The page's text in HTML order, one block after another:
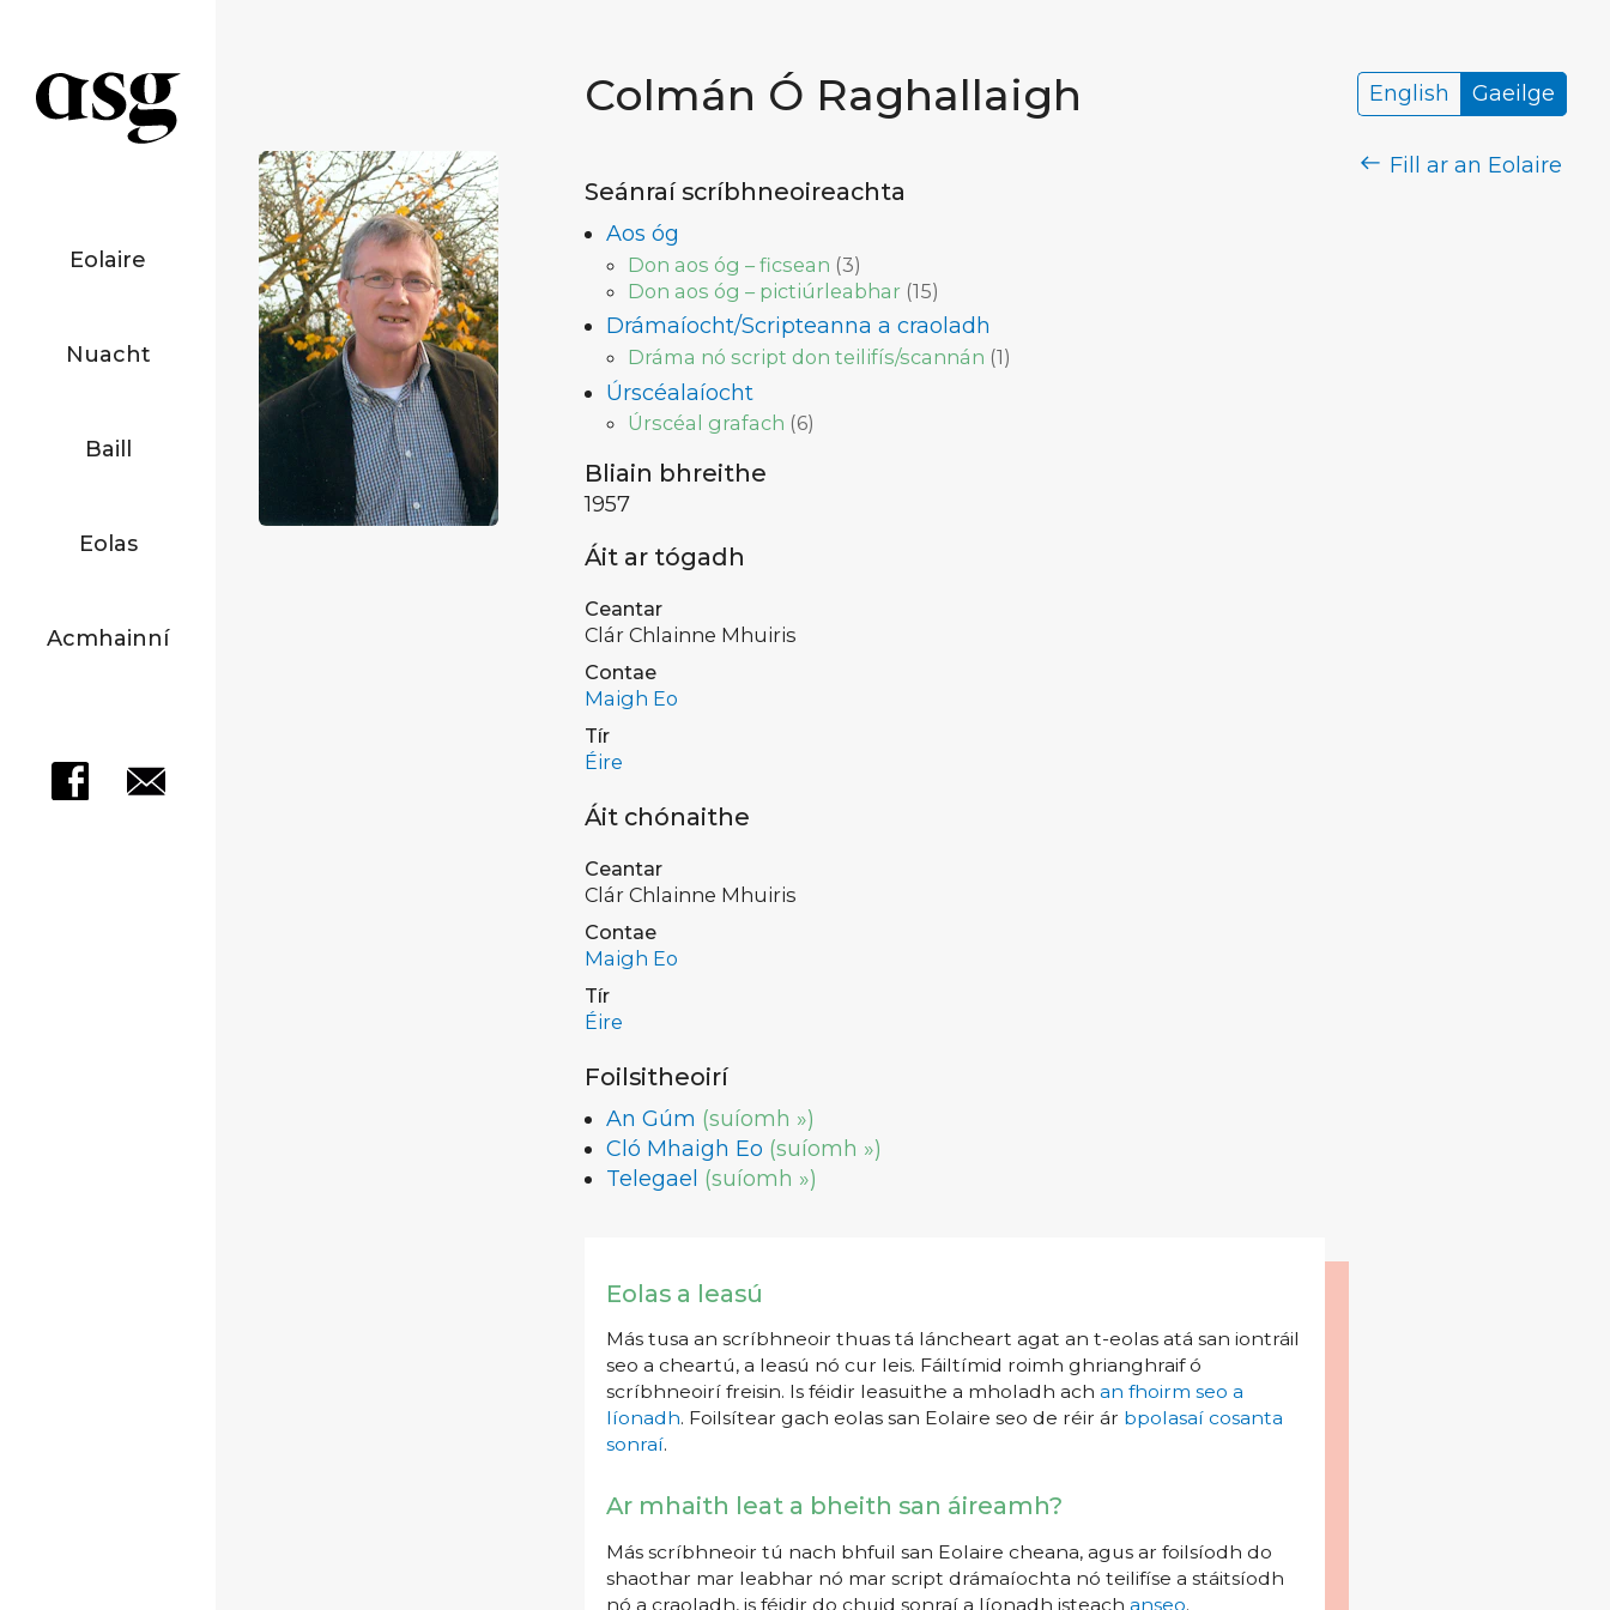
Eolaire
Nuacht
Baill
Eolas
Acmhainní
Colmán Ó Raghallaigh English Gaeilge
Fill ar an Eolaire
Seánraí scríbhneoireachta
Aos óg
Don aos óg – ficsean (3)
Don aos óg – pictiúrleabhar (15)
Drámaíocht/Scripteanna a craoladh
Dráma nó script don teilifís/scannán (1)
Úrscéalaíocht
Úrscéal grafach (6)
Bliain bhreithe
1957
Áit ar tógadh
Ceantar
Clár Chlainne Mhuiris
Contae
Maigh Eo
Tír
Éire
Áit chónaithe
Ceantar
Clár Chlainne Mhuiris
Contae
Maigh Eo
Tír
Éire
Foilsitheoirí
An Gúm (suíomh »)
Cló Mhaigh Eo (suíomh »)
Telegael (suíomh »)
Eolas a leasú
Más tusa an scríbhneoir thuas tá láncheart agat an t-eolas atá san iontráil
seo a cheartú, a leasú nó cur leis. Fáiltímid roimh ghrianghraif ó
scríbhneoirí freisin. Is féidir leasuithe a mholadh achan fhoirm seo a
líonadh. Foilsítear gach eolas san Eolaire seo de réir ár bpolasaí cosanta
sonraí.
Ar mhaith leat a bheith san áireamh?
Más scríbhneoir tú nach bhfuil san Eolaire cheana, agus ar foilsíodh do
shaothar mar leabhar nó mar script drámaíochta nó teilifíse a stáitsíodh
nó a craoladh, is féidir do chuid sonraí a líonadh isteachanseo.